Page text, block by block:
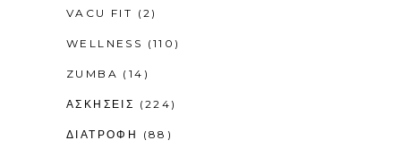
VACU FIT (2)
WELLNESS (110)
ZUMBA (14)
ΑΣΚΗΣΕΙΣ (224)
ΔΙΑΤΡΟΦΗ (88)